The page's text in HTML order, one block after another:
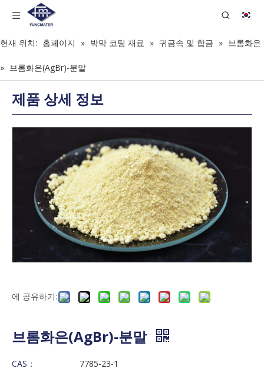
현재 위치: 홈페이지 » 박막 코팅 재료 » 귀금속 및 합금 » 브롬화은
» 브롬화은(AgBr)-분말
제품 상세 정보
에 공유하기:
브롬화은(AgBr)-분말
CAS：
7785-23-1